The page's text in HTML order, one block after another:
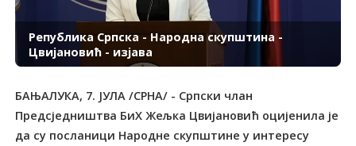
Република Српска - Народна скупштина -
Цвијановић - изјава
БАЊАЛУКА, 7. ЈУЛА /СРНА/ - Српски члан
Предсједништва БиХ Жељка Цвијановић оцијенила је
да су посланици Народне скупштине у интересу